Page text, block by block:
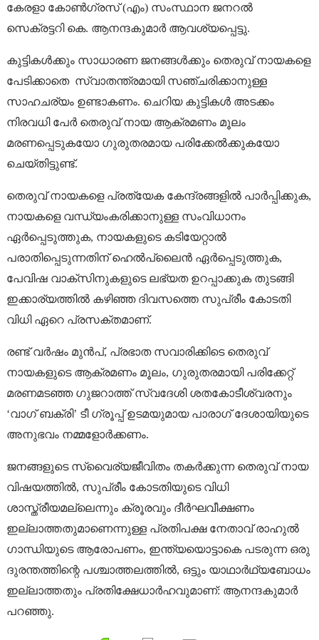
കേരളാ കോൺഗ്രസ്‌ (എം) സംസ്ഥാന ജനറൽ
സെക്രട്ടറി കെ. ആനന്ദകുമാർ ആവശ്യപ്പെട്ടു.
കുട്ടികൾക്കും സാധാരണ ജനങ്ങൾക്കും തെരുവ് നായകളെ
പേടിക്കാതെ സ്വാതന്ത്രമായി സഞ്ചരിക്കാനുള്ള
സാഹചര്യം ഉണ്ടാകണം. ചെറിയ കുട്ടികൾ അടക്കം
നിരവധി പേർ തെരുവ് നായ ആക്രമണം മൂലം
മരണപ്പെടുകയോ ഗുരുതരമായ പരിക്കേൽക്കുകയോ
ചെയ്തിട്ടുണ്ട്.
തെരുവ് നായകളെ പ്രത്യേക കേന്ദ്രങ്ങളിൽ പാർപ്പിക്കുക,
നായകളെ വന്ധ്യംകരിക്കാനുള്ള സംവിധാനം
ഏർപ്പെടുത്തുക, നായകളുടെ കടിയേറ്റാൽ
പരാതിപ്പെടുന്നതിന് ഹെൽപ്‌ലൈൻ ഏർപ്പെടുത്തുക,
പേവിഷ വാക്സിനുകളുടെ ലഭ്യത ഉറപ്പാക്കുക തുടങ്ങി
ഇക്കാര്യത്തിൽ കഴിഞ്ഞ ദിവസത്തെ സുപ്രീം കോടതി
വിധി ഏറെ പ്രസക്തമാണ്.
രണ്ട് വർഷം മുൻപ്, പ്രഭാത സവാരിക്കിടെ തെരുവ്
നായകളുടെ ആക്രമണം മൂലം, ഗുരുതരമായി പരിക്കേറ്റ്
മരണമടഞ്ഞ ഗുജറാത്ത്‌ സ്വദേശി ശതകോടീശ്വരനും
‘വാഗ് ബക്രി’ ടീ ഗ്രൂപ്പ്‌ ഉടമയുമായ പാരാഗ് ദേശായിയുടെ
അനുഭവം നമ്മളോർക്കണം.
ജനങ്ങളുടെ സ്വൈര്യജീവിതം തകർക്കുന്ന തെരുവ് നായ
വിഷയത്തിൽ, സുപ്രീം കോടതിയുടെ വിധി
ശാസ്ത്രീയമല്ലെന്നും ക്രൂരവും ദീർഘവീക്ഷണം
ഇല്ലാത്തതുമാണെന്നുള്ള പ്രതിപക്ഷ നേതാവ് രാഹുൽ
ഗാന്ധിയുടെ ആരോപണം, ഇന്ത്യയൊട്ടാകെ പടരുന്ന ഒരു
ദുരന്തത്തിന്റെ പശ്ചാത്തലത്തിൽ, ഒട്ടും യാഥാർഥ്യബോധം
ഇല്ലാത്തതും പ്രതിക്ഷേധാർഹവുമാണ്: ആനന്ദകുമാർ
പറഞ്ഞു.